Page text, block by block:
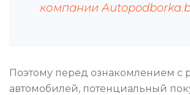
компании
Поэтому перед ознакомлением с
автомобилей, потенциальный